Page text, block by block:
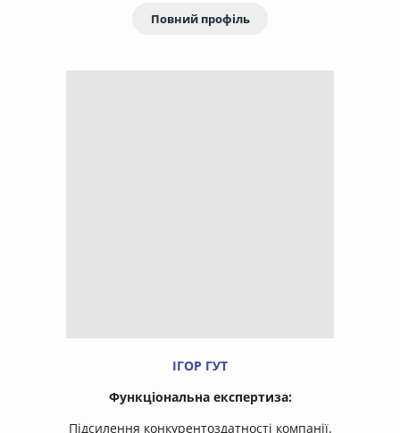
Повний профіль
ІГОР ГУТ
Функціональна експертиза:
Підсилення конкурентоздатності компанії.